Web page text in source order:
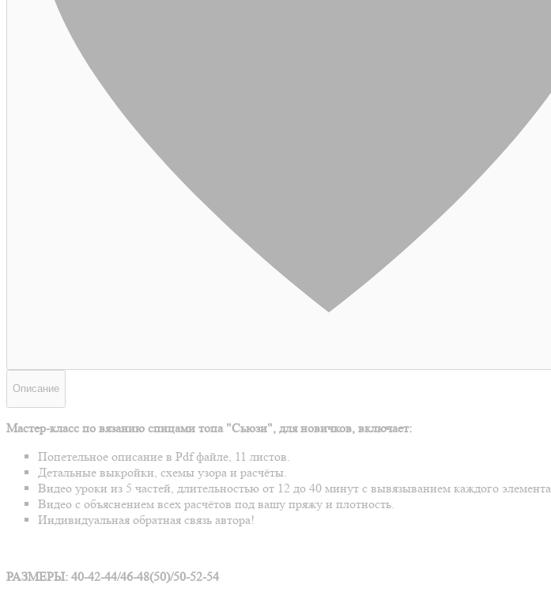
Описание
Мастер-класс по вязанию спицами топа "Сьюзи", для новичков, включает:
Попетельное описание в Pdf файле, 11 листов.
Детальные выкройки, схемы узора и расчёты.
Видео уроки из 5 частей, длительностью от 12 до 40 минут с вывязыванием каждого элемента.
Видео с объяснением всех расчётов под вашу пряжу и плотность.
Индивидуальная обратная связь автора!
РАЗМЕРЫ: 40-42-44/46-48(50)/50-52-54